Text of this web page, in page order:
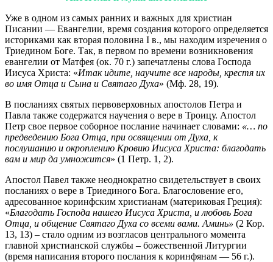
Уже в одном из самых ранних и важных для христиан
Писании — Евангелии, время создания которого определяется
историками как вторая половина I в., мы находим изречения о
Триедином Боге. Так, в первом по времени возникновения
евангелии от Матфея (ок. 70 г.) запечатлены слова Господа
Иисуса Христа: «Итак идите, научите все народы, крестя их
во имя Отца и Сына и Святаго Духа» (Мф. 28, 19).
В посланиях святых первоверховных апостолов Петра и
Павла также содержатся научения о вере в Троицу. Апостол
Петр свое первое соборное послание начинает словами: «… по
предведению Бога Отца, при освящении от Духа, к
послушанию и окроплению Кровию Иисуса Христа: благодать
вам и мир да умножится» (1 Петр. 1, 2).
Апостол Павел также неоднократно свидетельствует в своих
посланиях о вере в Триединого Бога. Благословение его,
адресованное коринфским христианам (материковая Греция):
«Благодать Господа нашего Иисуса Христа, и любовь Бога
Отца, и общение Святаго Духа со всеми вами. Аминь» (2 Кор.
13, 13) – стало одним из возгласов центрального момента
главной христианской службы – божественной Литургии
(время написания второго послания к коринфянам — 56 г.).